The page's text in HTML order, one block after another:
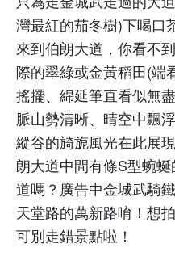
灣最紅的茄冬樹)下喝口
來到伯朗大道，你看不
際的翠綠或金黃稻田(端
搖擺、綿延筆直看似無
脈山勢清晰、晴空中飄
縱谷的旑旎風光在此展
朗大道中間有條S型蜿
道嗎？廣告中金城武騎
天堂路的萬新路唷！想
可別走錯景點啦！